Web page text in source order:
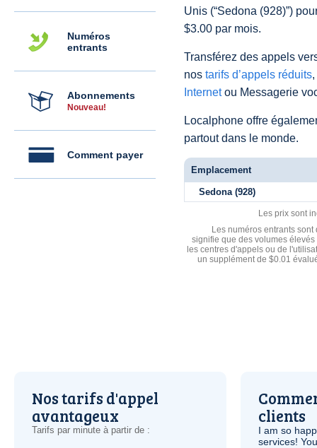
Numéros
entrants
Abonnements
Nouveau!
Comment payer
Unis (“Sedona (928)”)
$3.00 par mois.
Transférez des appels
nos tarifs d’appels réduits
Internetou Messagerie
Localphone offre
partout dans le monde.
Emplacement
Sedona (928)
Les prix sont
Les numéros entrants
signifie que des volumes
les centres d'appels ou de
un supplément de $0.01
Nos tarifs d'appel
avantageux
Tarifs par minute à partir de :
clients
I am so
services!